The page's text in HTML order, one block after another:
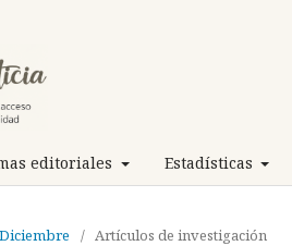
editoriales Estadísticas
/ Artículos de investigación